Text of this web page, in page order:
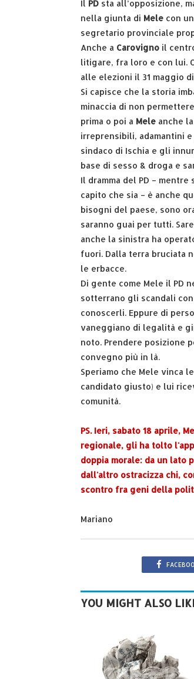
Il PD sta all’opposizione,
nella giunta di Mele con
segretario provinciale
Anche a Carovigno il
litigare, fra loro e con lui.
alle elezioni il 31 maggio
Si capisce che la storia
minaccia di non
prima o poi a Mele anche
irreprensibili, adamantini
sindaco di Ischia e gli
base di sesso & droga e
Il dramma del PD –
capito che sia – è anche
bisogni del paese, sono
saranno guai per tutti.
anche la sinistra ha
fuori. Dalla terra bruciata
le erbacce.
Di gente come Mele il PD
sotterrano gli scandali
conoscerli. Eppure di
vaneggiano di legalità e
noto. Prendere posizione
convegno più in là.
Speriamo che Mele vinca
candidato giusto) e lui
comunità.
PS. Ieri, sabato 18 aprile,
regionale, gli ha tolto
doppia morale: da un lato
dall'altro ostracizza chi,
scontro fra geni della
Mariano
YOU MIGHT ALSO